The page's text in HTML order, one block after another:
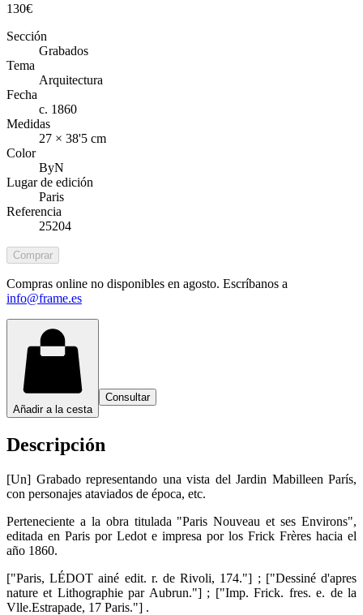
130€
Sección
Grabados
Tema
Arquitectura
Fecha
c. 1860
Medidas
27 × 38'5 cm
Color
ByN
Lugar de edición
Paris
Referencia
25204
Comprar
Compras online no disponibles en agosto. Escríbanos a
info@frame.es
Añadir a la cesta
Consultar
Descripción
[Un] Grabado representando una vista del Jardin Mabilleen París,
con personajes ataviados de época, etc.
Perteneciente a la obra titulada "Paris Nouveau et ses Environs",
editada en Paris por Ledot e impresa por los Frick Frères hacia el
año 1860.
["Paris, LÉDOT ainé edit. r. de Rivoli, 174."] ; ["Dessiné d'apres
nature et Lithographie par Aubrun."] ; ["Imp. Frick. fres. e. de la
Vlle.Estrapade, 17 Paris."] .